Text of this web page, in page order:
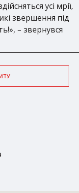
усі мрії,
звершення під
– звернувся